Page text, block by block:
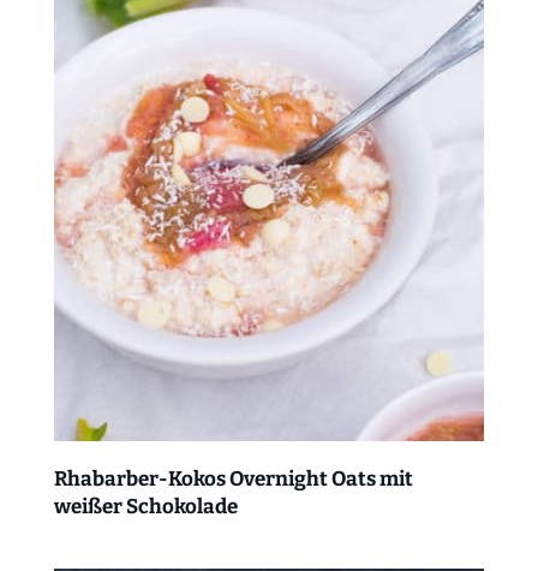
Rhabarber-Kokos Overnight Oats mit
weißer Schokolade